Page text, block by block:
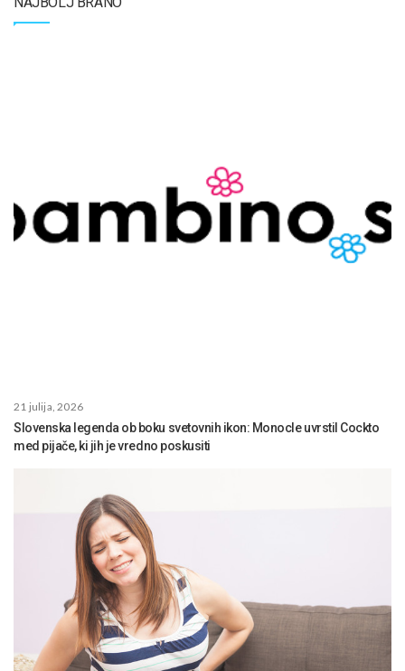
21 julija, 2026
Slovenska legenda ob boku svetovnih ikon: Monocle uvrstil Cockto
med pijače, ki jih je vredno poskusiti